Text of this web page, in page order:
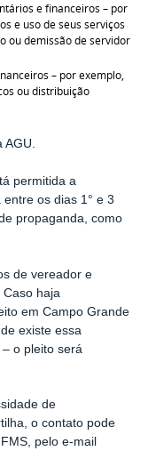
e financeiros – por
e uso de seus serviços
ou demissão de servidor
– por exemplo,
ou distribuição
AGU.
permitida a
os dias 1° e 3
propaganda, como
de vereador e
haja
em Campo Grande
existe essa
o pleito será
de
o contato pode
pelo e-mail